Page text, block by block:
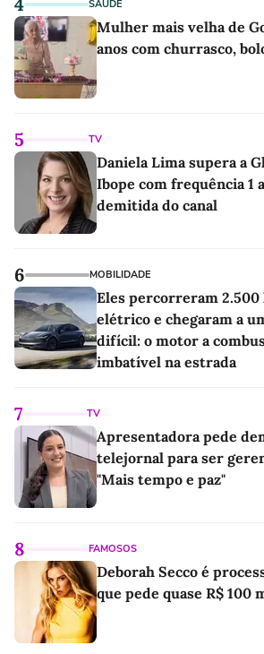
SAÚDE
Mulher mais velha de
anos com churrasco,
5 TV
Daniela Lima supera a
Ibope com frequência 1
demitida do canal
6 MOBILIDADE
Eles percorreram
elétrico e chegaram a
difícil: o motor a
imbatível na estrada
7 TV
Apresentadora pede
telejornal para ser
"Mais tempo e paz"
8 FAMOSOS
Deborah Secco é
que pede quase R$ 100